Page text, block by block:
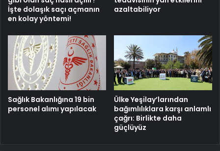
İşte dolaşık saçı açmanın
en kolay yöntemi!
azaltabiliyor
Sağlık Bakanlığına 19 bin
personel alımı yapılacak
Ülke Yeşilay’larından
bağımlılıklara karşı anlamlı
çağrı: Birlikte daha
güçlüyüz